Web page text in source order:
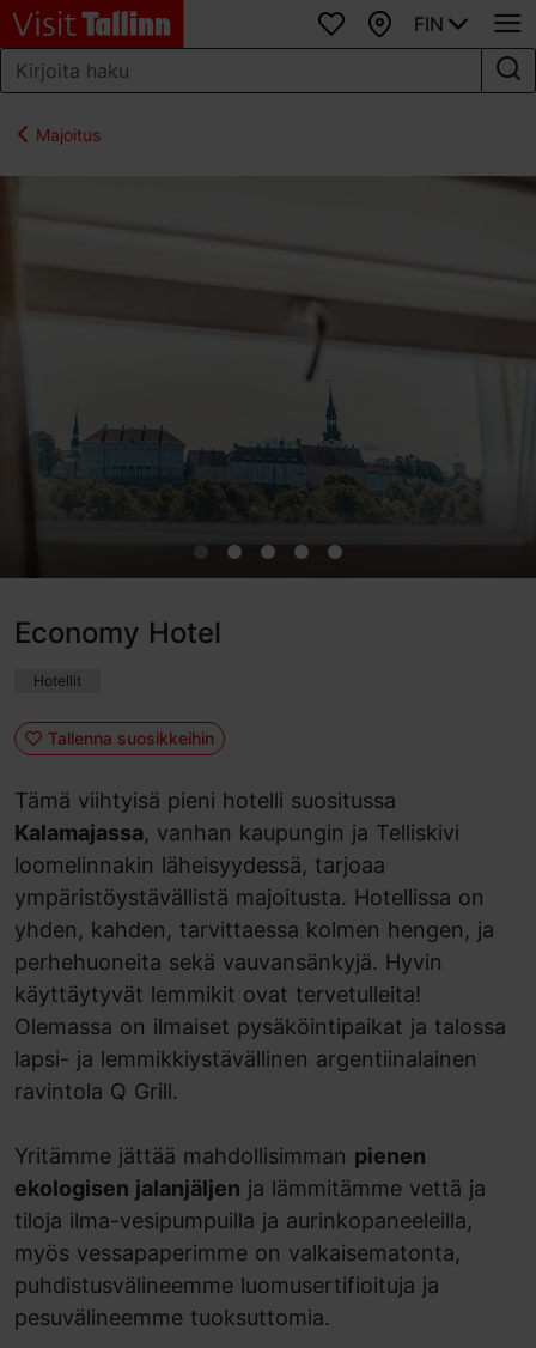
SuosikitKartta
FIN
Majoitus
Economy Hotel
Hotellit
Tallenna suosikkeihin
Tämä viihtyisä pieni hotelli suositussa
Kalamajassa, vanhan kaupungin ja Telliskivi
loomelinnakin läheisyydessä, tarjoaa
ympäristöystävällistä majoitusta. Hotellissa on
yhden, kahden, tarvittaessa kolmen hengen, ja
perhehuoneita sekä vauvansänkyjä. Hyvin
käyttäytyvät lemmikit ovat tervetulleita!
Olemassa on ilmaiset pysäköintipaikat ja talossa
lapsi- ja lemmikkiystävällinen argentiinalainen
ravintola Q Grill.
Yritämme jättää mahdollisimman pienen
ekologisen jalanjäljen ja lämmitämme vettä ja
tiloja ilma-vesipumpuilla ja aurinkopaneeleilla,
myös vessapaperimme on valkaisematonta,
puhdistusvälineemme luomusertifioituja ja
pesuvälineemme tuoksuttomia.